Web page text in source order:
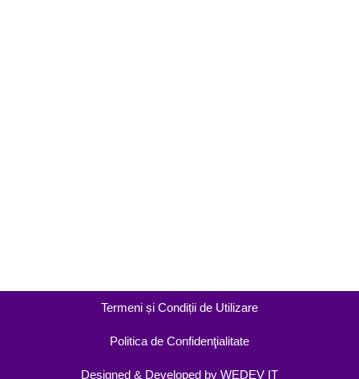
Termeni și Condiții de Utilizare
Designed & Developed by WEDEV IT
Politica de Confidenţialitate